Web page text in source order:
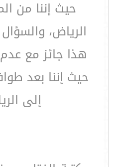
حيث إننا من
الرياض،
هذا جائز مع
حيث إننا بعد
إلى